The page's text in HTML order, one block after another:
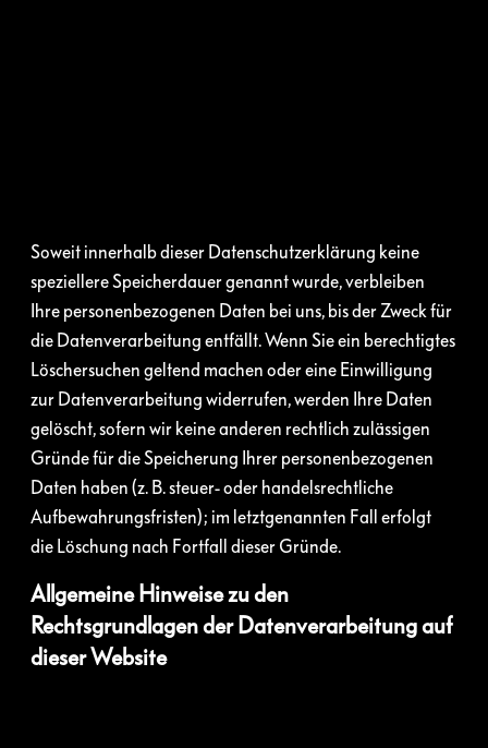
Soweit innerhalb dieser Datenschutzerklärung keine
speziellere Speicherdauer genannt wurde, verbleiben
Ihre personenbezogenen Daten bei uns, bis der Zweck für
die Datenverarbeitung entfällt. Wenn Sie ein berechtigtes
Löschersuchen geltend machen oder eine Einwilligung
zur Datenverarbeitung widerrufen, werden Ihre Daten
gelöscht, sofern wir keine anderen rechtlich zulässigen
Gründe für die Speicherung Ihrer personenbezogenen
Daten haben (z. B. steuer- oder handelsrechtliche
Aufbewahrungsfristen); im letztgenannten Fall erfolgt
die Löschung nach Fortfall dieser Gründe.
Allgemeine Hinweise zu den
Rechtsgrundlagen der Datenverarbeitung auf
dieser Website